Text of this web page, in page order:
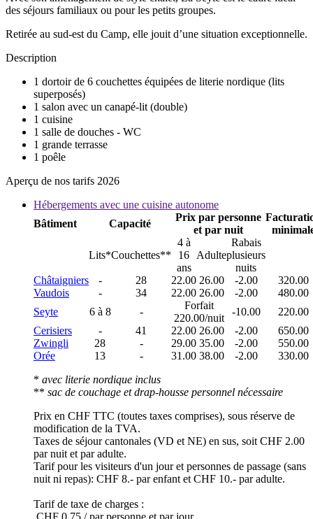
des séjours familiaux ou pour les petits groupes.
Retirée au sud-est du Camp, elle jouit d’une situation exceptionnelle.
Description
1 dortoir de 6 couchettes équipées de literie nordique (lits
superposés)
1 salon avec un canapé-lit (double)
1 cuisine
1 salle de douches - WC
1 grande terrasse
1 poêle
Aperçu de nos tarifs 2026
Hébergements avec une cuisine autonome
Bâtiment
Capacité
Prix par personne
et par nuit
Lits*Couchettes**
4 à
16
ans
Adulte
Rabais
plusieurs
nuits
Châtaigniers
- 28 22.00 26.00 -2.00
320.00
Vaudois
- 34 22.00 26.00 -2.00
480.00
Seyte
6 à 8 -
Forfait
220.00/nuit
-10.00
220.00
Cerisiers
- 41 22.00 26.00 -2.00
650.00
Zwingli
28 - 29.00 35.00 -2.00
550.00
Orée
13 - 31.00 38.00 -2.00
330.00
* avec literie nordique inclus
** sac de couchage et drap-housse personnel nécessaire
Prix en CHF TTC (toutes taxes comprises), sous réserve de
modification de la TVA.
Taxes de séjour cantonales (VD et NE) en sus, soit CHF 2.00
par nuit et par adulte.
Tarif pour les visiteurs d'un jour et personnes de passage (sans
nuit ni repas): CHF 8.- par enfant et CHF 10.- par adulte.
Tarif de taxe de charges :
CHF 0.75 / par personne et par jour